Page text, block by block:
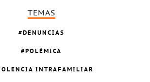
TEMAS
DENUNCIAS
POLÉMICA
INTRAFAMILIAR